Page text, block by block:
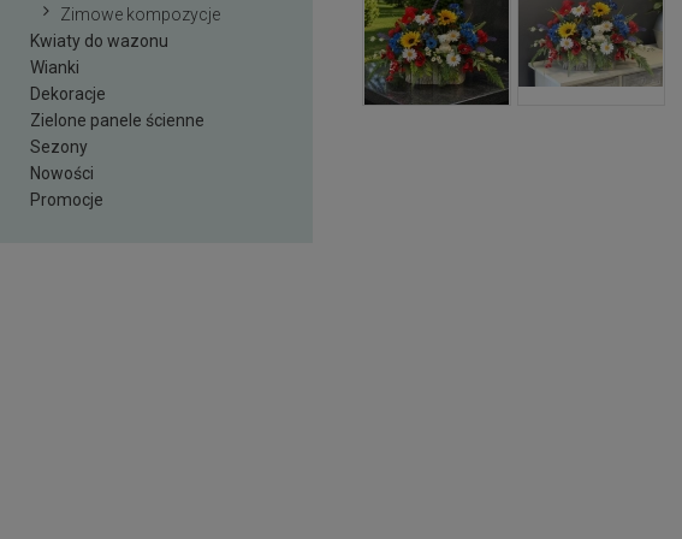
Zimowe kompozycje
Kwiaty do wazonu
Wianki
Dekoracje
Zielone panele ścienne
Sezony
Nowości
Promocje